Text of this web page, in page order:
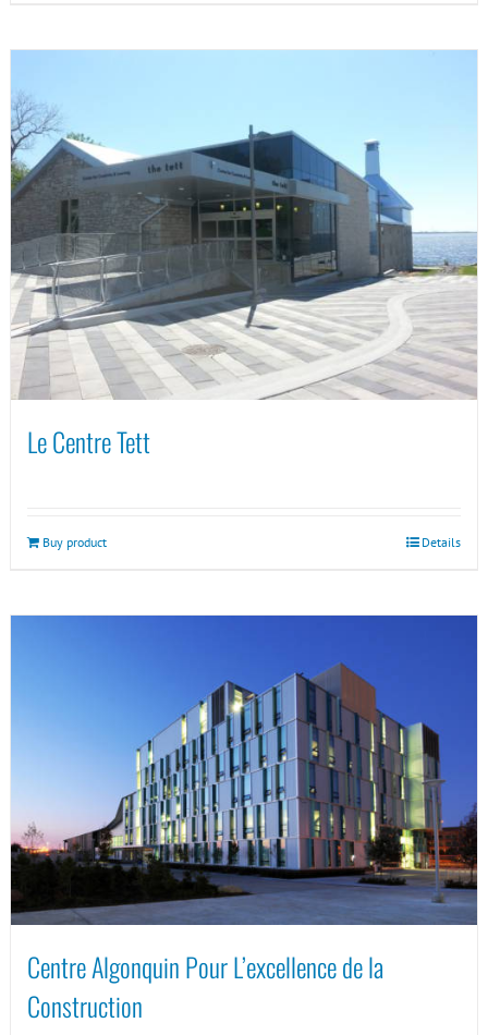
Le Centre Tett
Buy product Details
Centre Algonquin Pour L’excellence de la
Construction